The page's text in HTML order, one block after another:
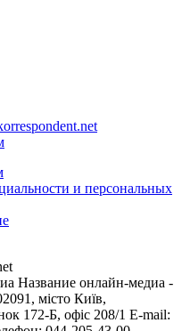
и персональных
Название онлайн-медиа -
місто Київ,
172-Б, офіс 208/1 E-mail: